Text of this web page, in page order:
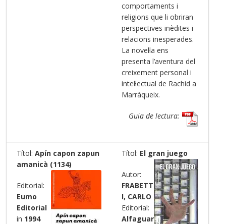
comportaments i
religions que li obriran
perspectives inèdites i
relacions inesperades.
La novel·la ens
presenta l’aventura del
creixement personal i
intel·lectual de Rachid a
Marràqueix.
Guia de lectura:
Títol: Apín capon zapun
amanicà (1134)
Editorial:
Eumo
Editorial
in 1994
Títol: El gran juego
Autor:
FRABETT
I, CARLO
Editorial:
Alfaguar